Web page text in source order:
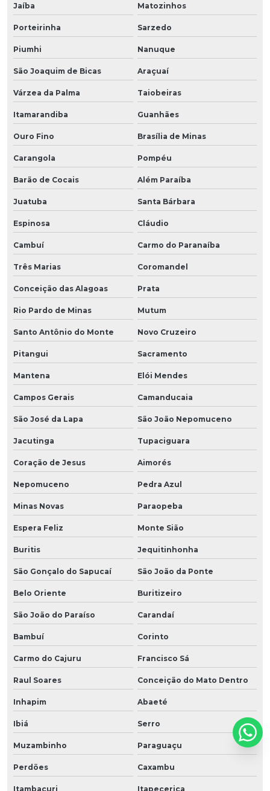
Jaíba Matozinhos
Porteirinha Sarzedo
Piumhi Nanuque
São Joaquim de Bicas Araçuaí
Várzea da Palma Taiobeiras
Itamarandiba Guanhães
Ouro Fino Brasília de Minas
Carangola Pompéu
Barão de Cocais Além Paraíba
Juatuba Santa Bárbara
Espinosa Cláudio
Cambuí Carmo do Paranaíba
Três Marias Coromandel
Conceição das Alagoas Prata
Rio Pardo de Minas Mutum
Santo Antônio do Monte Novo Cruzeiro
Pitangui Sacramento
Mantena Elói Mendes
Campos Gerais Camanducaia
São José da Lapa São João Nepomuceno
Jacutinga Tupaciguara
Coração de Jesus Aimorés
Nepomuceno Pedra Azul
Minas Novas Paraopeba
Espera Feliz Monte Sião
Buritis Jequitinhonha
São Gonçalo do Sapucaí São João da Ponte
Belo Oriente Buritizeiro
São João do Paraíso Carandaí
Bambuí Corinto
Carmo do Cajuru Francisco Sá
Raul Soares Conceição do Mato Dentro
Inhapim Abaeté
Ibiá Serro
Muzambinho Paraguaçu
Perdões Caxambu
Itambacuri Itapecerica